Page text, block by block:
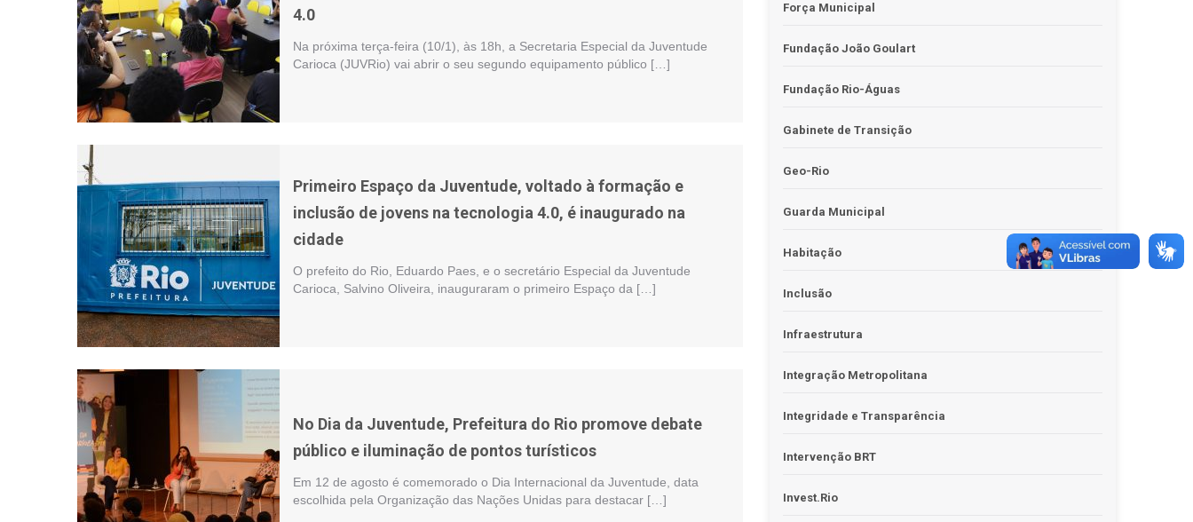
4.0
Na próxima terça-feira (10/1), às 18h, a Secretaria Especial da Juventude
Carioca (JUVRio) vai abrir o seu segundo equipamento público […]
Primeiro Espaço da Juventude, voltado à formação e
inclusão de jovens na tecnologia 4.0, é inaugurado na
cidade
O prefeito do Rio, Eduardo Paes, e o secretário Especial da Juventude
Carioca, Salvino Oliveira, inauguraram o primeiro Espaço da […]
No Dia da Juventude, Prefeitura do Rio promove debate
público e iluminação de pontos turísticos
Em 12 de agosto é comemorado o Dia Internacional da Juventude, data
escolhida pela Organização das Nações Unidas para destacar […]
Força Municipal
Fundação João Goulart
Fundação Rio-Águas
Gabinete de Transição
Geo-Rio
Guarda Municipal
Habitação
Inclusão
Infraestrutura
Integração Metropolitana
Integridade e Transparência
Intervenção BRT
Invest.Rio